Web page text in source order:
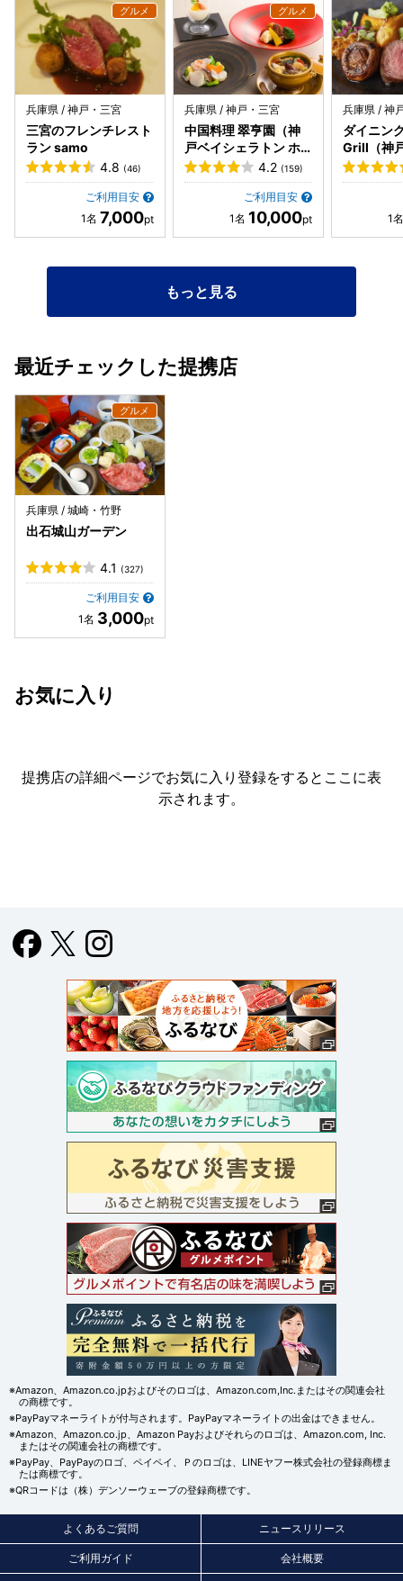
兵庫県 / 神戸・三宮
三宮のフレンチレスト
ラン samo
4.8 (46)
ご利用目安
7,000
兵庫県 / 神戸・三宮
中国料理 翠亨園（神
戸ベイシェラトン ホ
テル&タワーズ内）
4.2 (159)
ご利用目安
10,000
兵庫県 / 神
ダイニン
Grill（神
トン ホテ
内）
もっと見る
最近チェックした提携店
兵庫県 / 城崎・竹野
出石城山ガーデン
4.1 (327)
ご利用目安
3,000
お気に入り
提携店の詳細ページでお気に入り登録をすると ここに表
示されます。
※Amazon、Amazon.co.jpおよびそのロゴは、Amazon.com,Inc.またはその関連会社
の商標です。
※PayPayマネーライトが付与されます。PayPayマネーライトの出金はできません。
※Amazon、Amazon.co.jp、Amazon Payおよびそれらのロゴは、Amazon.com, Inc.
またはその関連会社の商標です。
※PayPay、PayPayのロゴ、ペイペイ、Ｐのロゴは、LINEヤフー株式会社の登録商標ま
たは商標です。
※QRコードは（株）デンソーウェーブの登録商標です。
よくあるご質問 ニュースリリース
ご利用ガイド 会社概要